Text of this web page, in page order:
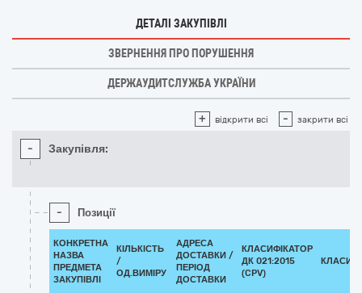
ДЕТАЛІ ЗАКУПІВЛІ
ЗВЕРНЕННЯ ПРО ПОРУШЕННЯ
ДЕРЖАУДИТСЛУЖБА УКРАЇНИ
+ відкрити всі - закрити всі
- Закупівля:
- Позиції
КОНКРЕТНА
НАЗВА
ПРЕДМЕТА
ЗАКУПІВЛІ
КІЛЬКІСТЬ
/
ОД.ВИМІРУ
АДРЕСА
ДОСТАВКИ /
ПЕРІОД
ДОСТАВКИ
КЛАСИФІКАТОР
ДК 021:2015
(CPV)